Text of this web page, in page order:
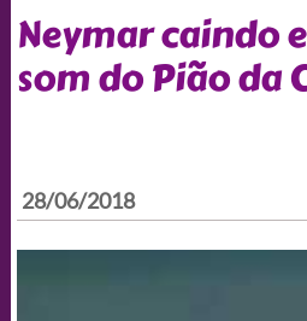
Neymar caindo
som do Pião da
28/06/2018